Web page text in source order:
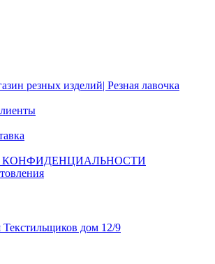
резных изделий| Резная лавочка
Текстильщиков дом 12/9